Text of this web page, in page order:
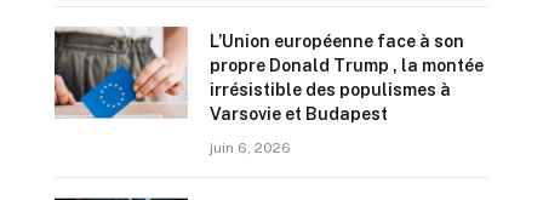
L’Union européenne face à son
propre Donald Trump , la montée
irrésistible des populismes à
Varsovie et Budapest
juin 6, 2026